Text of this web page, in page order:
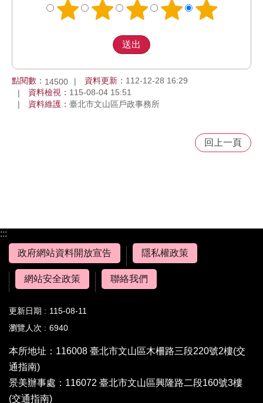
點閱數： 14500 資料更新： 112-12-28 16:29
資料檢視： 115-08-04 15:51
資料維護： 臺北市文山區戶政事務所
回上一頁
:::
政府網站資料開放宣告
隱私權政策
網站安全政策 聯絡我們
更新日期
115-08-11
瀏覽人次
6940
本所地址：116008 臺北市文山區木柵路三段220號2樓(交
通指南)
景美辦事處：116072 臺北市文山區興隆路二段160號3樓
(交通指南)